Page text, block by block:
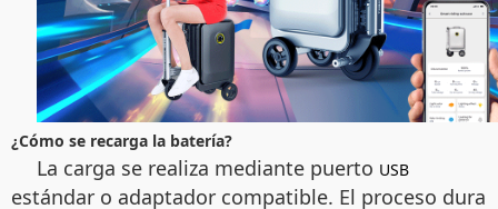
¿Cómo se recarga la batería?
La carga se realiza mediante puerto USB
estándar o adaptador compatible. El proceso dura